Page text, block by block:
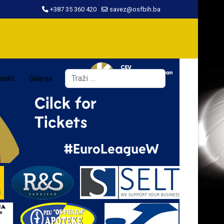
+387 35 360 420 savez@osfbih.ba
Galerija Traži